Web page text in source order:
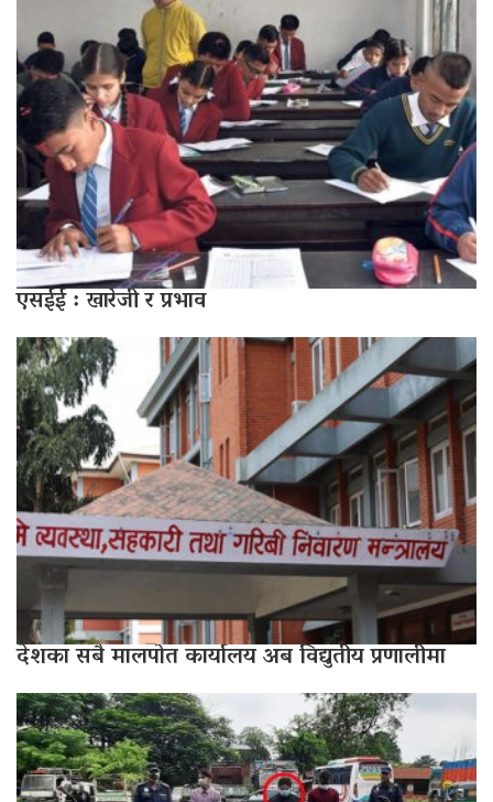
एसईई : खारेजी र प्रभाव
देशका सबै मालपोत कार्यालय अब विद्युतीय प्रणालीमा